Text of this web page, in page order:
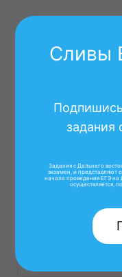
1000
Сливы
задания
Задания с Дальнего
экзамен, и представляют
начала проведения ЕГЭ на
осуществляется,